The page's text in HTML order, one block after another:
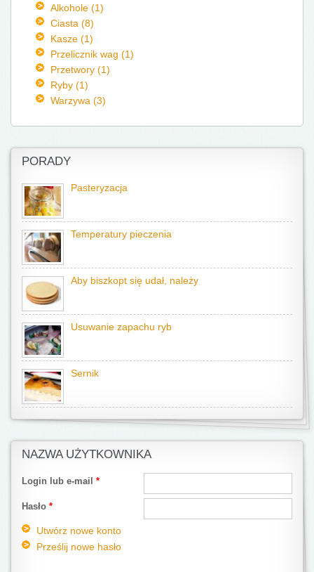
Alkohole (1)
Ciasta (8)
Kasze (1)
Przelicznik wag (1)
Przetwory (1)
Ryby (1)
Warzywa (3)
PORADY
Pasteryzacja
Temperatury pieczenia
Aby biszkopt się udał, należy
Usuwanie zapachu ryb
Sernik
NAZWA UŻYTKOWNIKA
Login lub e-mail *
Hasło *
Utwórz nowe konto
Prześlij nowe hasło